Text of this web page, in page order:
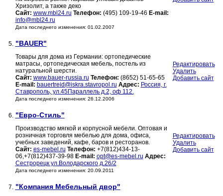
Хризолит, а также деко
Сайт: www.mbl24.ru Телефон: (495) 109-19-46 E-mail:
info@mbl24.ru
Дата последнего изменения: 01.02.2007
5. "BAUER"
Товары для дома из Германии: ортопедические
матрасы, ортопедическая мебель, постель из
натуральной шерсти.
Сайт: www.bauer-russia.ru Телефон: (8652) 51-65-65
E-mail: bauertreid@iskra.stavropol.ru Адрес: Россия, г.
Ставрополь, ул.45Параллель д.2, оф 112.
Дата последнего изменения: 26.12.2006
Редактировать
Удалить
Добавить сайт
6. "Евро-Стиль"
Производство мягкой и корпусной мебели. Оптовая и
розничная торговля мебелью для дома, офиса,
учебных заведений, кафе, баров и ресторанов.
Сайт: es-mebel.ru Телефон: +7(812)434-13-
06,+7(812)437-39-98 E-mail: opt@es-mebel.ru Адрес:
Сестрорецк ул.Володарского д.26/2
Дата последнего изменения: 20.09.2011
Редактировать
Удалить
Добавить сайт
7. "Компания Мебельный двор"